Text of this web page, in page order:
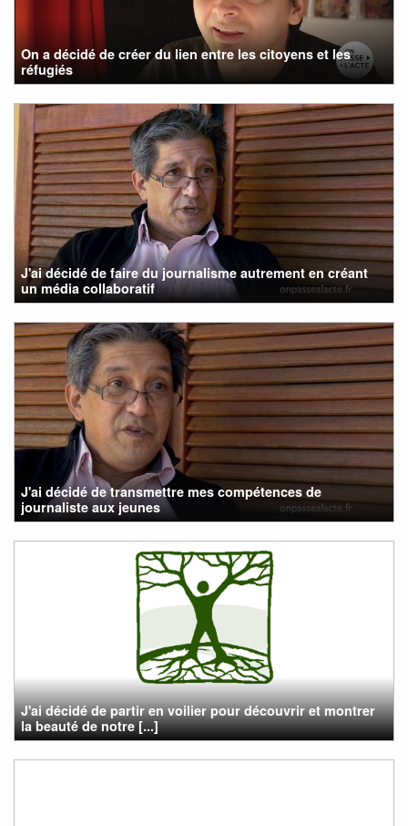
On a décidé de créer du lien entre les citoyens et les
réfugiés
J'ai décidé de faire du journalisme autrement en créant
un média collaboratif
J'ai décidé de transmettre mes compétences de
journaliste aux jeunes
J'ai décidé de partir en voilier pour découvrir et montrer
la beauté de notre [...]